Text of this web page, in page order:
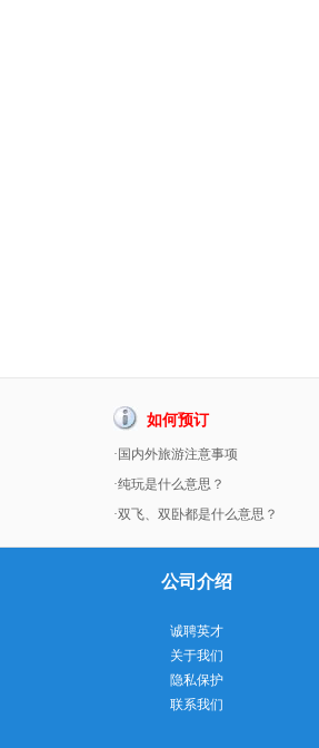
如何预订
·国内外旅游注意事项
·纯玩是什么意思？
·双飞、双卧都是什么意思？
公司介绍
诚聘英才
关于我们
隐私保护
联系我们